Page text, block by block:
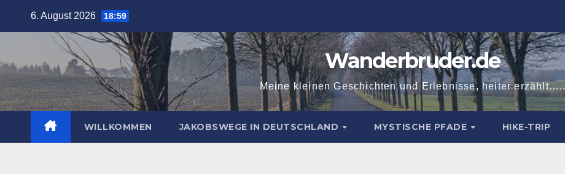
6. August 2026 18:59
Wanderbruder.de
Meine kleinen Geschichten und Erlebnisse, heiter erzählt…..
WILLKOMMEN JAKOBSWEGE IN DEUTSCHLAND MYSTISCHE PFADE HIKE-TRIP